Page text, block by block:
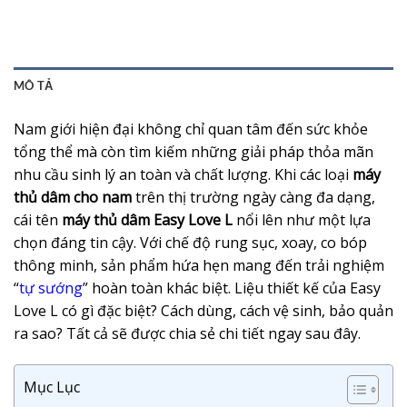
MÔ TẢ
Nam giới hiện đại không chỉ quan tâm đến sức khỏe
tổng thể mà còn tìm kiếm những giải pháp thỏa mãn
nhu cầu sinh lý an toàn và chất lượng. Khi các loại máy
thủ dâm cho namtrên thị trường ngày càng đa dạng,
cái tên máy thủ dâm Easy Love L nổi lên như một lựa
chọn đáng tin cậy. Với chế độ rung sục, xoay, co bóp
thông minh, sản phẩm hứa hẹn mang đến trải nghiệm
“tự sướng” hoàn toàn khác biệt. Liệu thiết kế của Easy
Love L có gì đặc biệt? Cách dùng, cách vệ sinh, bảo quản
ra sao? Tất cả sẽ được chia sẻ chi tiết ngay sau đây.
Mục Lục